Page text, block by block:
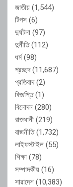
জাতীয় (1,544)
টিপস (6)
দুর্ঘটনা (97)
দুর্নীতি(112)
ধর্ম(98)
প্রচ্ছদ(11,687)
প্রতিবাদ(2)
বিজ্ঞপ্তি(1)
বিনোদন (280)
রাজধানী (219)
রাজনীতি(1,732)
লাইফস্টাইল (55)
শিক্ষা (78)
সম্পাদকীয় (16)
সারাদেশ (10,383)